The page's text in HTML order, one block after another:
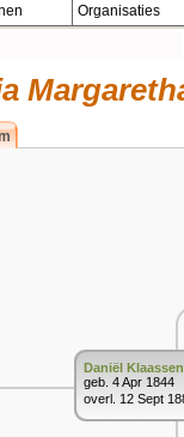
Organisaties
Daniël Klaassen
geb. 4 Apr 1844
overl. 12 Sept